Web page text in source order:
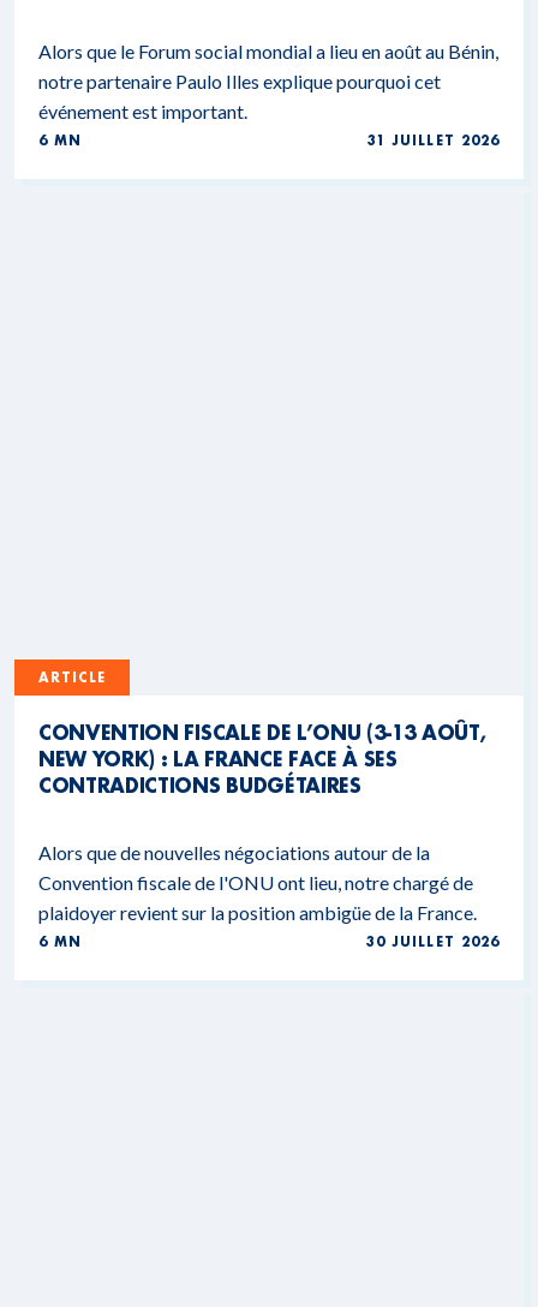
Alors que le Forum social mondial a lieu en août au Bénin,
notre partenaire Paulo Illes explique pourquoi cet
événement est important.
6 MN 31 JUILLET 2026
ARTICLE
CONVENTION FISCALE DE L’ONU (3-13 AOÛT,
NEW YORK) : LA FRANCE FACE À SES
CONTRADICTIONS BUDGÉTAIRES
Alors que de nouvelles négociations autour de la
Convention fiscale de l'ONU ont lieu, notre chargé de
plaidoyer revient sur la position ambigüe de la France.
6 MN 30 JUILLET 2026